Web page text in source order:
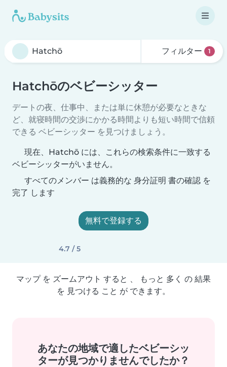
フィルター 1
Hatchōのベビーシッター
デートの夜、仕事中、または単に休憩が必要なときな
ど、就寝時間の交渉にかかる時間よりも短い時間で信頼
できる ベビーシッター を見つけましょう。
現在、Hatchō には、これらの検索条件に一致する
ベビーシッターがいません。
すべてのメンバー は義務的な 身分証明 書の確認 を
完了 します
無料で登録する
4.7 / 5
マップ を ズームアウト すると 、 もっと 多く の 結果
を 見つける こと が できます。
あなたの地域で適したベビーシッ
ターが見つかりませんでしたか？